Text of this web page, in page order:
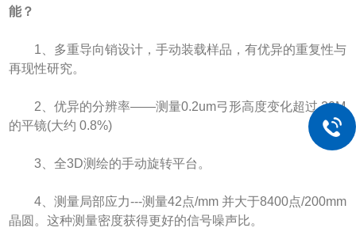
能？
1、多重导向销设计，手动装载样品，有优异的重复性与
再现性研究。
2、优异的分辨率——测量0.2um弓形高度变化超过 20M
的平镜(大约 0.8%)
3、全3D测绘的手动旋转平台。
4、测量局部应力---测量42点/mm 并大于8400点/200mm
晶圆。这种测量密度获得更好的信号噪声比。